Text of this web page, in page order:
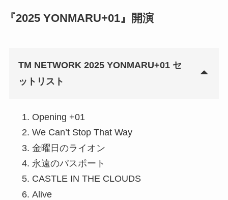
『2025 YONMARU+01』開演
TM NETWORK 2025 YONMARU+01 セ
ットリスト
Opening +01
We Can’t Stop That Way
金曜日のライオン
永遠のパスポート
CASTLE IN THE CLOUDS
Alive